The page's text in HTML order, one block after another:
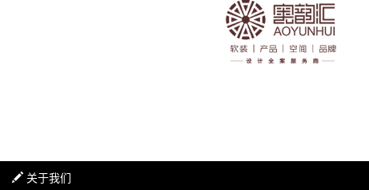
关于我们